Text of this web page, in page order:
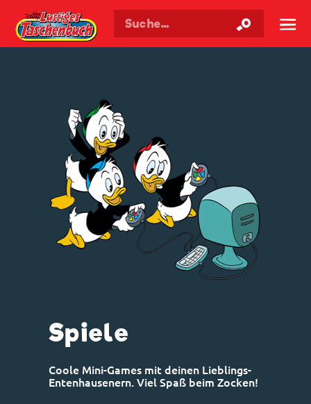
Walt Disneys Taschenbuch ☰
Spiele
Coole Mini-Games mit deinen Lieblings-
Entenhausenern. Viel Spaß beim Zocken!